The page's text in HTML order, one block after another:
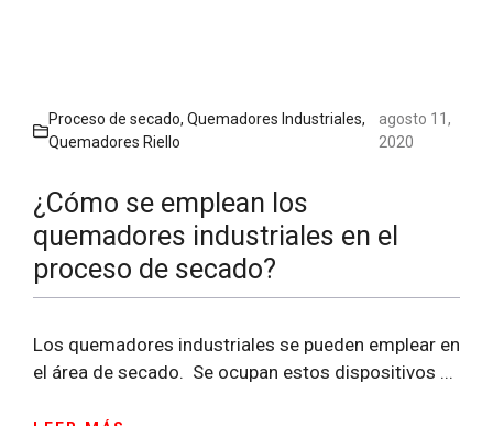
Proceso de secado, Quemadores Industriales,
Quemadores Riello
agosto 11,
2020
¿Cómo se emplean los
quemadores industriales en el
proceso de secado?
Los quemadores industriales se pueden emplear en
el área de secado. Se ocupan estos dispositivos ...